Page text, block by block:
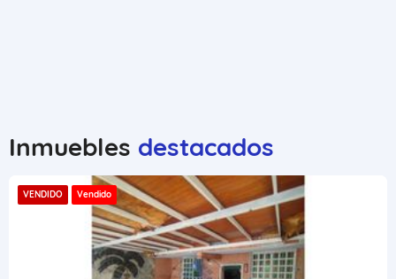
Inmuebles destacados
VENDIDO Vendido